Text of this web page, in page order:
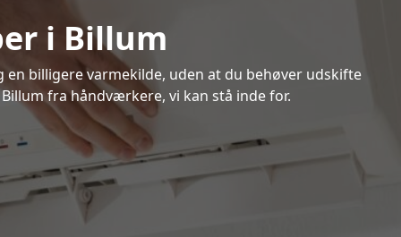
i Billum
billigere varmekilde, uden at du behøver udskifte
fra håndværkere, vi kan stå inde for.